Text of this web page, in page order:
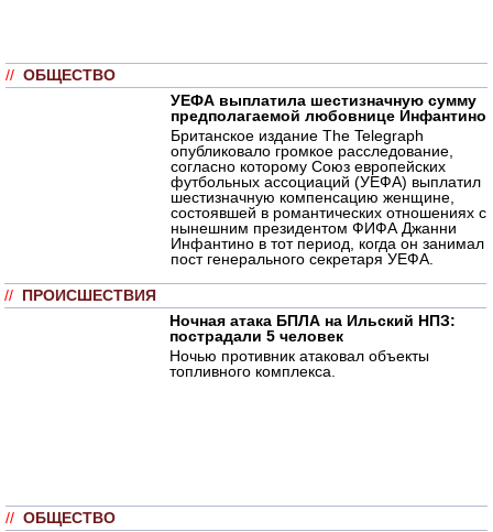
// ОБЩЕСТВО
УЕФА выплатила шестизначную сумму
предполагаемой любовнице Инфантино
Британское издание The Telegraph
опубликовало громкое расследование,
согласно которому Союз европейских
футбольных ассоциаций (УЕФА) выплатил
шестизначную компенсацию женщине,
состоявшей в романтических отношениях с
нынешним президентом ФИФА Джанни
Инфантино в тот период, когда он занимал
пост генерального секретаря УЕФА.
// ПРОИСШЕСТВИЯ
Ночная атака БПЛА на Ильский НПЗ:
пострадали 5 человек
Ночью противник атаковал объекты
топливного комплекса.
// ОБЩЕСТВО